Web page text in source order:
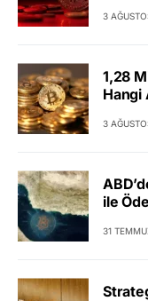
3
1,28
Hangi
3
ile
31